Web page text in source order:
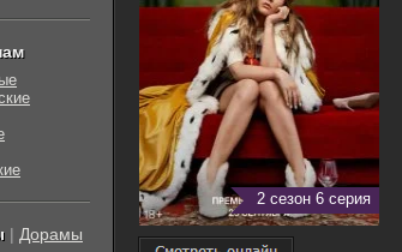
2 сезон 6 серия
| Дорамы